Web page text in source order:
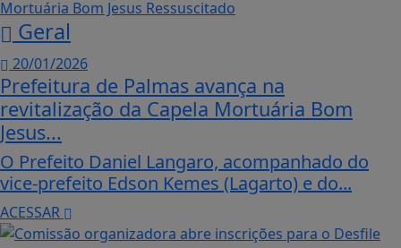
Geral
20/01/2026
Prefeitura de Palmas avança na
revitalização da Capela Mortuária Bom
Jesus...
O Prefeito Daniel Langaro, acompanhado do
vice-prefeito Edson Kemes (Lagarto) e do...
ACESSAR